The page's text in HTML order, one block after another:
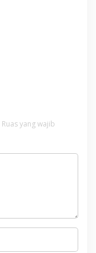
Ruas yang wajib